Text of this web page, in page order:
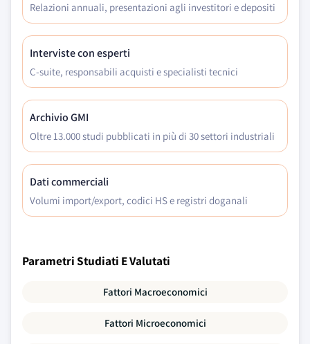
Relazioni annuali, presentazioni agli investitori e depositi
Interviste con esperti
C-suite, responsabili acquisti e specialisti tecnici
Archivio GMI
Oltre 13.000 studi pubblicati in più di 30 settori industriali
Dati commerciali
Volumi import/export, codici HS e registri doganali
Parametri Studiati E Valutati
Fattori Macroeconomici
Fattori Microeconomici